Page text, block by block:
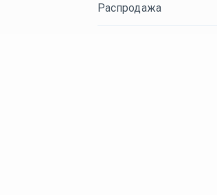
Распродажа